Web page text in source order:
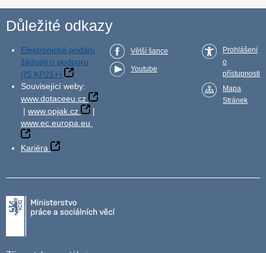
Důležité odkazy
Elektronické podání
žádosti o podporu
(IS KP21+)
Související weby:
www.dotaceeu.cz
| www.opjak.cz
|
www.ec.europa.eu
Kariéra
Větší šance
Youtube
Prohlášení
o
přístupnosti
Mapa
Stránek